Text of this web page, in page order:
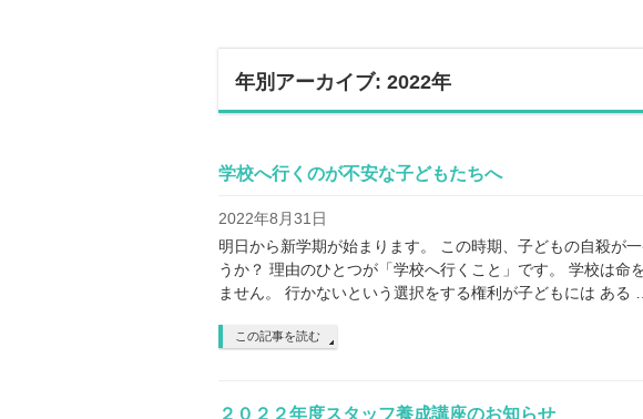
年別アーカイブ: 2022年
学校へ行くのが不安な子どもたちへ
2022年8月31日
明日から新学期が始まります。 この時期、子どもの自殺が
うか？ 理由のひとつが「学校へ行くこと」です。 学校は命
ません。 行かないという選択をする権利が子どもには ある …
この記事を読む
２０２２年度スタッフ養成講座のお知らせ